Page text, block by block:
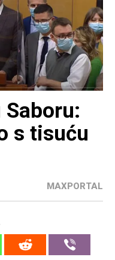
s tisuću
MAXPORTAL